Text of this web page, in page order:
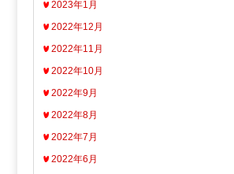
2023年1月
2022年12月
2022年11月
2022年10月
2022年9月
2022年8月
2022年7月
2022年6月